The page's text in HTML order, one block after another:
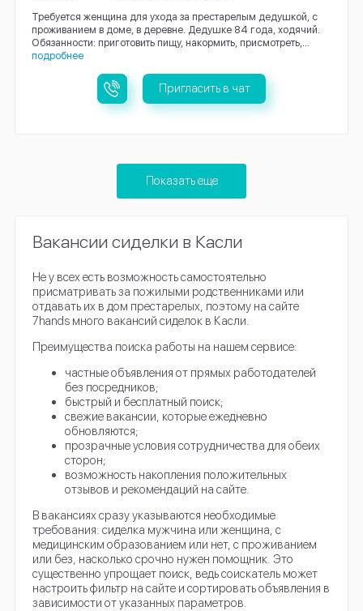
Требуется женщина для ухода за престарелым дедушкой, с
проживанием в доме, в деревне. Дедушке 84 года, ходячий.
Обязанности: приготовить пищу, накормить, присмотреть,...
подробнее
Пригласить в чат
Показать еще
Вакансии сиделки в Касли
Не у всех есть возможность самостоятельно
присматривать за пожилыми родственниками или
отдавать их в дом престарелых, поэтому на сайте
7hands много вакансий сиделок в Касли.
Преимущества поиска работы на нашем сервисе:
частные объявления от прямых работодателей
без посредников;
быстрый и бесплатный поиск;
свежие вакансии, которые ежедневно
обновляются;
прозрачные условия сотрудничества для обеих
сторон;
возможность накопления положительных
отзывов и рекомендаций на сайте.
В вакансиях сразу указываются необходимые
требования: сиделка мужчина или женщина, с
медицинским образованием или нет, с проживанием
или без, насколько срочно нужен помощник. Это
существенно упрощает поиск, ведь соискатель может
настроить фильтр на сайте и сортировать объявления в
зависимости от указанных параметров.